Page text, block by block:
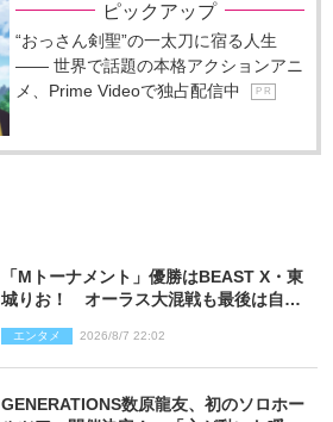
ピックアップ
“おっさん剣聖”の一太刀に宿る人生
―― 世界で話題の本格アクションアニ
メ、Prime Videoで独占配信中
P R
「Mトーナメント」優勝はBEAST X・東
城りお！ オーラス大混戦も最後は自ら
エンタメ 2026/8/7 22:02
GENERATIONS数原龍友、初のソロホー